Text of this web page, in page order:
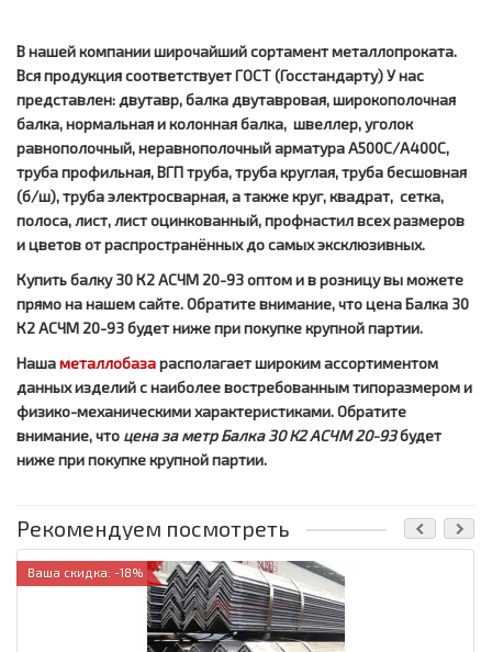
В нашей компании широчайший сортамент металлопроката.
Вся продукция соответствует ГОСТ (Госстандарту) У нас
представлен: двутавр, балка двутавровая, широкополочная
балка, нормальная и колонная балка, швеллер, уголок
равнополочный, неравнополочный арматура А500С/А400С,
труба профильная, ВГП труба, труба круглая, труба бесшовная
(б/ш), труба электросварная, а также круг, квадрат, сетка,
полоса, лист, лист оцинкованный, профнастил всех размеров
и цветов от распространённых до самых эксклюзивных.
Купить балку 30 К2 АСЧМ 20-93 оптом и в розницу вы можете
прямо на нашем сайте. Обратите внимание, что цена Балка 30
К2 АСЧМ 20-93 будет ниже при покупке крупной партии.
Нашаметаллобазарасполагает широким ассортиментом
данных изделий с наиболее востребованным типоразмером и
физико-механическими характеристиками. Обратите
внимание, что цена за метрБалка 30 К2 АСЧМ 20-93будет
ниже при покупке крупной партии.
Рекомендуем посмотреть
Ваша скидка: -18%